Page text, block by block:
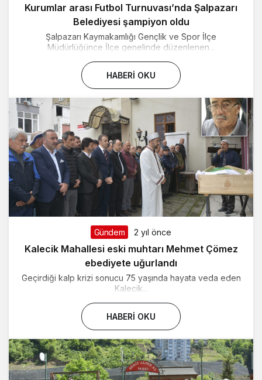
Kurumlar arası Futbol Turnuvası’nda Şalpazarı
Belediyesi şampiyon oldu
Şalpazarı Kaymakamlığı Gençlik ve Spor İlçe
Müdürlüğünce İlçe genelinde düzenlenen...
HABERI OKU
Gündem 2 yıl önce
Kalecik Mahallesi eski muhtarı Mehmet Çömez
ebediyete uğurlandı
Geçirdiği kalp krizi sonucu 75 yaşında hayata veda eden
Kalecik...
HABERI OKU